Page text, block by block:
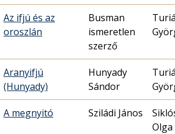
Az ifjú és az
oroszlán
Busman
ismeretlen
szerző
Aranyifjú
(Hunyady)
Hunyady
Sándor
A megnyitó Sziládi János
Olga